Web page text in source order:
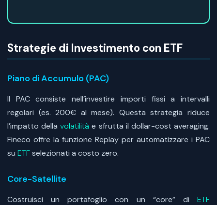
Strategie di Investimento con ETF
Piano di Accumulo (PAC)
Il PAC consiste nell’investire importi fissi a intervalli
regolari (es. 200€ al mese). Questa strategia riduce
l’impatto dellavolatilità e sfrutta il dollar-cost averaging.
Fineco offre la funzione Replay per automatizzare i PAC
su ETFselezionati a costo zero.
Core-Satellite
Costruisci un portafoglio con un “core” di ETF